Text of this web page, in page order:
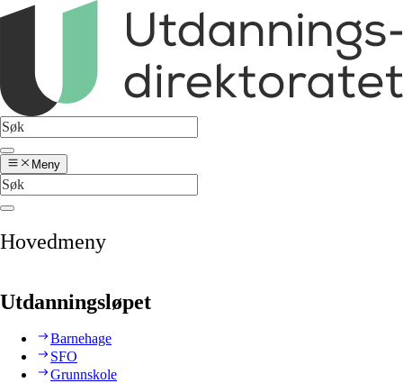
Meny
Hovedmeny
Utdanningsløpet
Barnehage
SFO
Grunnskole